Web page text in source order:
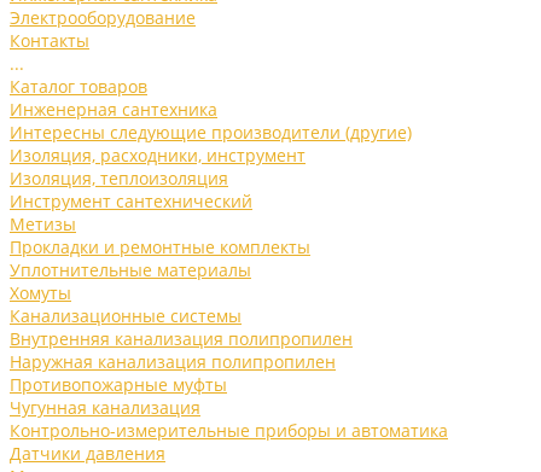
Электрооборудование
Контакты
...
Каталог товаров
Инженерная сантехника
Интересны следующие производители (другие)
Изоляция, расходники, инструмент
Изоляция, теплоизоляция
Инструмент сантехнический
Метизы
Прокладки и ремонтные комплекты
Уплотнительные материалы
Хомуты
Канализационные системы
Внутренняя канализация полипропилен
Наружная канализация полипропилен
Противопожарные муфты
Чугунная канализация
Контрольно-измерительные приборы и автоматика
Датчики давления